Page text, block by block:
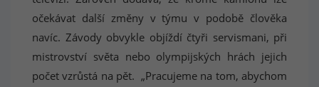
očekávat další změny v týmu v podobě člověka
navíc. Závody obvykle objíždí čtyři servismani, při
mistrovství světa nebo olympijských hrách jejich
počet vzrůstá na pět. „Pracujeme na tom, abychom